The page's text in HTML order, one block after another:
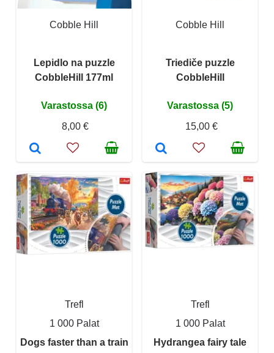
Cobble Hill
Lepidlo na puzzle
CobbleHill 177ml
Varastossa (6)
8,00 €
Cobble Hill
Triediče puzzle
CobbleHill
Varastossa (5)
15,00 €
Trefl
1 000 Palat
Dogs faster than a train
Trefl
1 000 Palat
Hydrangea fairy tale